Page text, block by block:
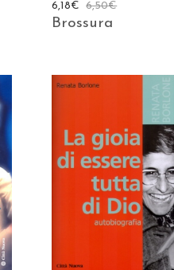
6,50€
6,18€
Brossura
AGGIUNGI AL
CARRELLO